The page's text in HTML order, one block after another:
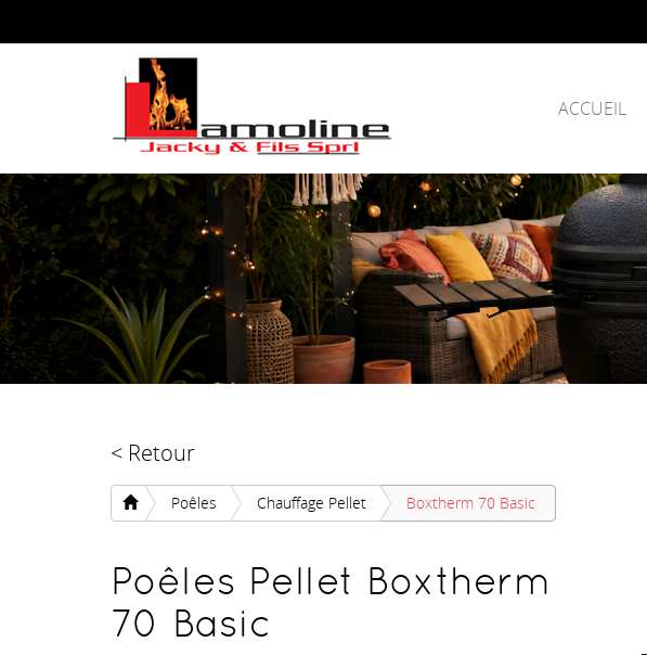
ACCUEIL
< Retour
Poêles Chauffage Pellet Boxtherm 70 Basic
Poêles Pellet Boxtherm
70 Basic